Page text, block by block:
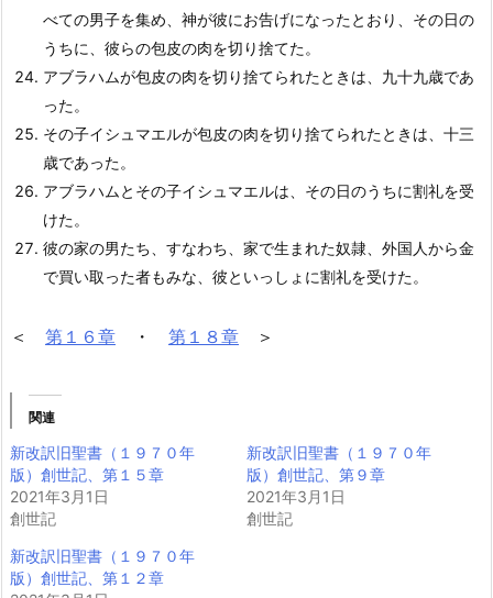
べての男子を集め、神が彼にお告げになったとおり、その日の
うちに、彼らの包皮の肉を切り捨てた。
アブラハムが包皮の肉を切り捨てられたときは、九十九歳であ
った。
その子イシュマエルが包皮の肉を切り捨てられたときは、十三
歳であった。
アブラハムとその子イシュマエルは、その日のうちに割礼を受
けた。
彼の家の男たち、すなわち、家で生まれた奴隷、外国人から金
で買い取った者もみな、彼といっしょに割礼を受けた。
＜ 第１６章 ・ 第１８章 ＞
関連
新改訳旧聖書（１９７０年
版）創世記、第１５章
2021年3月1日
創世記
新改訳旧聖書（１９７０年
版）創世記、第９章
2021年3月1日
創世記
新改訳旧聖書（１９７０年
版）創世記、第１２章